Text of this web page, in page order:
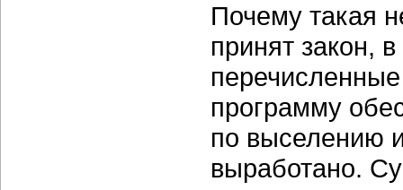
Почему такая
принят закон,
программу
по выселению
выработано.